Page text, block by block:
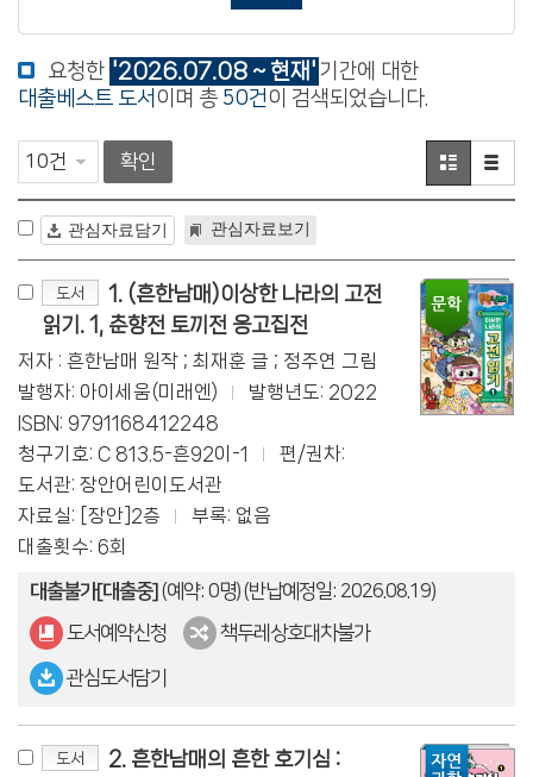
요청한 '2026.07.08 ~ 현재' 기간에 대한
대출베스트 도서 이며 총 50건이 검색되었습니다.
확인
관심자료담기 관심자료보기
도서
1. (흔한남매)이상한 나라의 고전
읽기. 1, 춘향전 토끼전 옹고집전
저자 : 흔한남매 원작 ; 최재훈 글 ; 정주연 그림
발행자: 아이세움(미래엔)
발행년도: 2022
ISBN: 9791168412248
청구기호: C 813.5-흔92이-1
편/권차:
도서관: 장안어린이도서관
자료실: [장안]2층
부록: 없음
대출횟수: 6회
대출불가[대출중] (예약: 0명)(반납예정일: 2026.08.19)
도서예약신청
책두레상호대차불가
관심도서담기
도서
2. 흔한남매의 흔한 호기심 :